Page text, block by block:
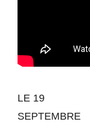
LE 19
SEPTEMBRE